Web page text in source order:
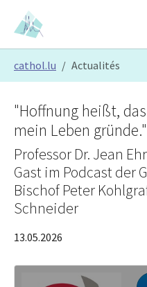
Skip to main content
Skip to page footer
cathol.lu Actualités
"Hoffnung heißt,
mein Leben gründe."
Professor Dr. Jean
Gast im Podcast der
Bischof Peter
Schneider
13.05.2026